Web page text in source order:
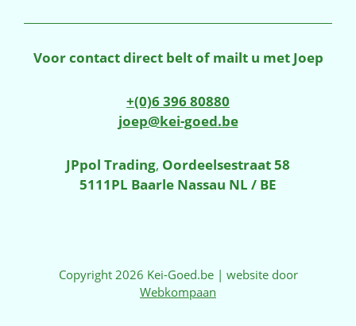
Voor contact direct belt of mailt u met Joep
+(0)6 396 80880
joep@kei-goed.be
JPpol Trading, Oordeelsestraat 58
5111PL Baarle Nassau NL / BE
Copyright 2026 Kei-Goed.be | website door
Webkompaan